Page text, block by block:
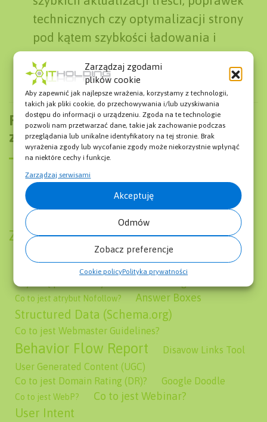
Zarządzaj zgodami
plików cookie
Aby zapewnić jak najlepsze wrażenia, korzystamy z technologii,
takich jak pliki cookie, do przechowywania i/lub uzyskiwania
dostępu do informacji o urządzeniu. Zgoda na te technologie
pozwoli nam przetwarzać dane, takie jak zachowanie podczas
przeglądania lub unikalne identyfikatory na tej stronie. Brak
wyrażenia zgody lub wycofanie zgody może niekorzystnie wpłynąć
na niektóre cechy i funkcje.
Zarządzaj serwisami
Akceptuję
Odmów
Zobacz preferencje
Cookie policyPolityka prywatności
technicznych czy optymalizacji strony
pod kątem szybkości ładowania i
responsywności.
Pozostałe wyrażenia które mogą cię
zainteresować:
Cost Per Click (CPC) Co to jest User Agent?
Kim jest Specjalista SEO?
Co to jest Szybkość Ładowania Strony?
Znaczenie dla SEO
Co to jest Digital Marketing?
Exact Match Domain
Content Delivery Network (CDN)
Czym są podobne wyszukiwania w Google?
Co to jest atrybut Nofollow? Answer Boxes
Structured Data (Schema.org)
Co to jest Webmaster Guidelines?
Behavior Flow Report
Disavow Links Tool
User Generated Content (UGC)
Co to jest Domain Rating (DR)?
Google Doodle
Co to jest WebP? Co to jest Webinar?
User Intent